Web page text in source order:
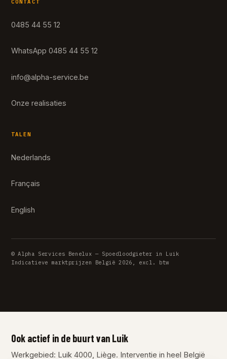
CONTACT
0485 44 55 12
WhatsApp 0485 44 55 12
info@alpha-service.be
Onze realisaties
TALEN
Nederlands
Français
English
© Alpha Services Benelux — Spoedloodgieter in Luik
Indicatieve marktprijzen België 2026, excl. btw
Ook actief in de buurt van Luik
Werkgebied: Luik 4000, Liège. Interventie in heel België